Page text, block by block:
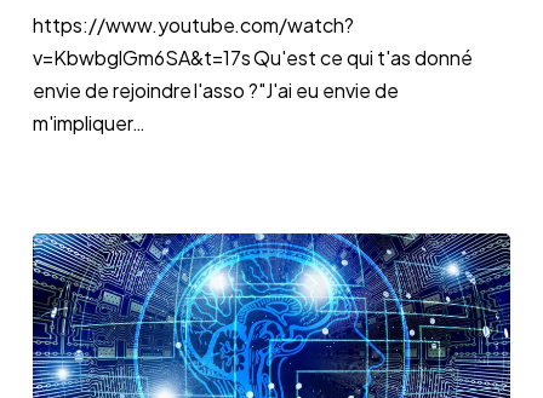
https://www.youtube.com/watch?
v=KbwbglGm6SA&t=17s Qu'est ce qui t'as donné
envie de rejoindre l'asso ?"J'ai eu envie de
m'impliquer…